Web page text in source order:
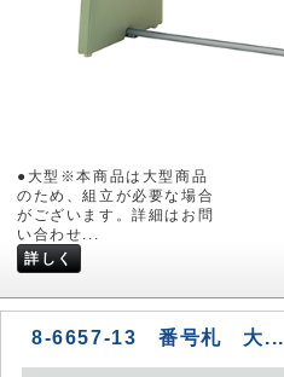
●大型※本商品は大型商品
のため、組立が必要な場合
がございます。詳細はお問
い合わせ...
詳しく
8-6657-13 番号札 大...